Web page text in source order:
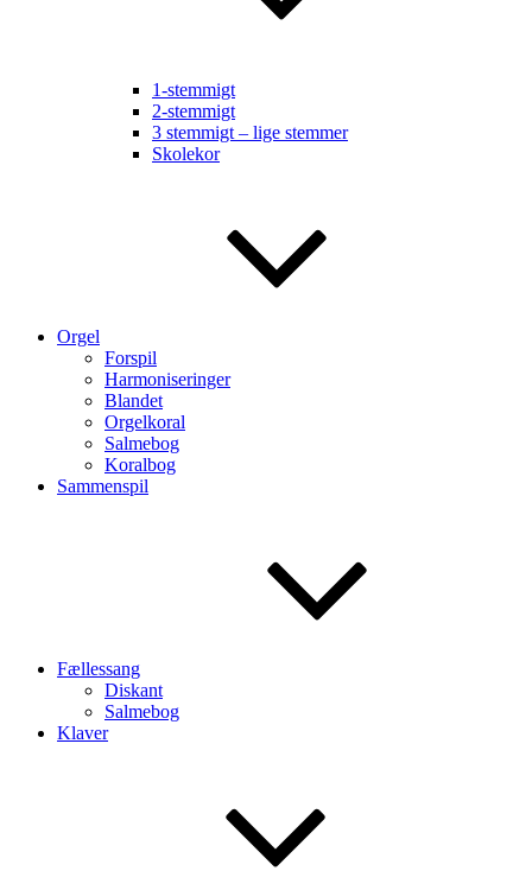
1-stemmigt
2-stemmigt
3 stemmigt – lige stemmer
Skolekor
Orgel
Forspil
Harmoniseringer
Blandet
Orgelkoral
Salmebog
Koralbog
Sammenspil
Fællessang
Diskant
Salmebog
Klaver